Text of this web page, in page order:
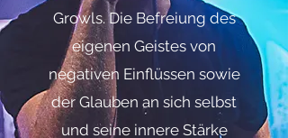
Growls. Die Befreiung des
eigenen Geistes von
negativen Einflüssen sowie
der Glauben an sich selbst
und seine innere Stärke